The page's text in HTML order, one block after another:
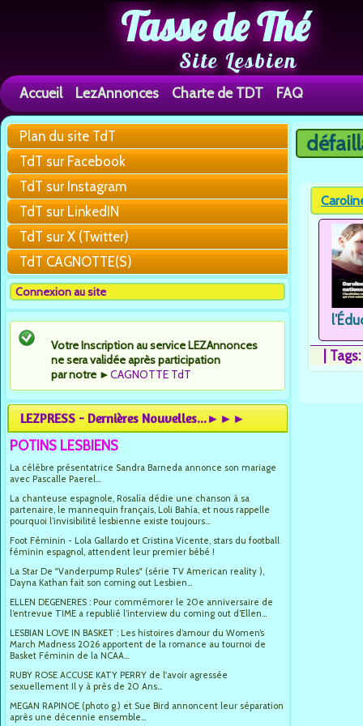
Tasse de Thé
Site Lesbien
Accueil LezAnnonces Charte de TDT FAQ
Plan du site TdT
TdT sur Facebook
TdT sur Instagram
TdT sur LinkedIN
TdT sur X (Twitter)
TdT CAGNOTTE(S)
Connexion au site
Votre Inscription au service LEZAnnonces
ne sera validée après participation
par notre ►CAGNOTTE TdT
LEZPRESS - Dernières Nouvelles...►►►
POTINS LESBIENS
La célèbre présentatrice Sandra Barneda annonce son mariage
avec Pascalle Paerel...
La chanteuse espagnole, Rosalía dédie une chanson à sa
partenaire, le mannequin français, Loli Bahía, et nous rappelle
pourquoi l’invisibilité lesbienne existe toujours...
Foot Féminin - Lola Gallardo et Cristina Vicente, stars du football
féminin espagnol, attendent leur premier bébé !
La Star De "Vanderpump Rules" (série TV American reality ),
Dayna Kathan fait son coming out Lesbien...
ELLEN DEGENERES : Pour commémorer le 20e anniversaire de
l’entrevue TIME a republié l’interview du coming out d’Ellen...
LESBIAN LOVE IN BASKET : Les histoires d’amour du Women’s
March Madness 2026 apportent de la romance au tournoi de
Basket Féminin de la NCAA...
RUBY ROSE ACCUSE KATY PERRY de l'avoir agressée
sexuellement Il y à près de 20 Ans...
MEGAN RAPINOE (photo g.) et Sue Bird annoncent leur séparation
après une décennie ensemble...
You are
Tags: